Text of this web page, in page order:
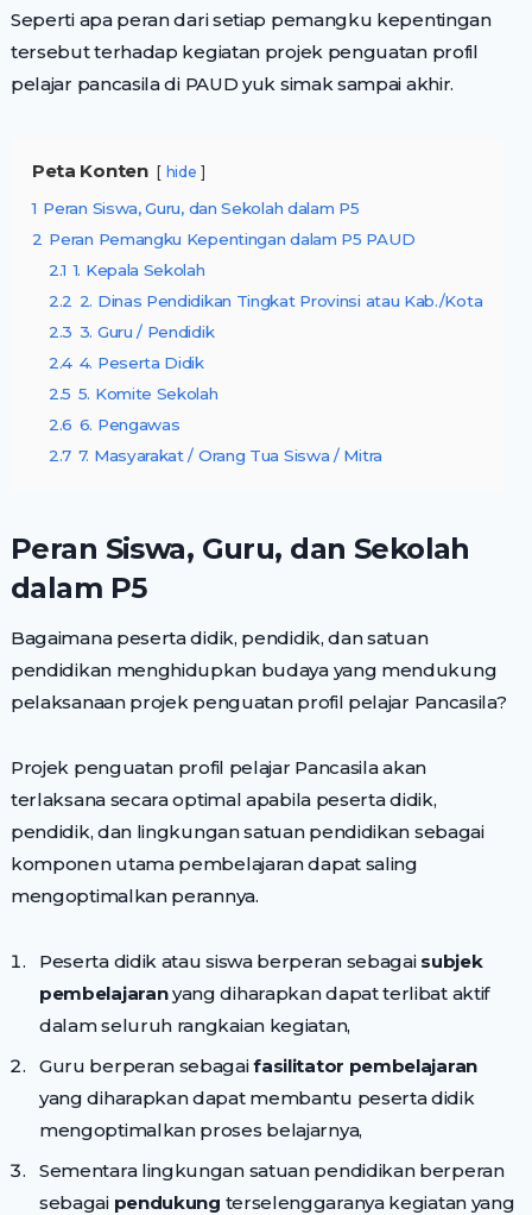
Seperti apa peran dari setiap pemangku kepentingan
tersebut terhadap kegiatan projek penguatan profil
pelajar pancasila di PAUD yuk simak sampai akhir.
Peta Konten hide
1 Peran Siswa, Guru, dan Sekolah dalam P5
2 Peran Pemangku Kepentingan dalam P5 PAUD
2.1 1. Kepala Sekolah
2.2 2. Dinas Pendidikan Tingkat Provinsi atau Kab./Kota
2.3 3. Guru / Pendidik
2.4 4. Peserta Didik
2.5 5. Komite Sekolah
2.6 6. Pengawas
2.7 7. Masyarakat / Orang Tua Siswa / Mitra
Peran Siswa, Guru, dan Sekolah
dalam P5
Bagaimana peserta didik, pendidik, dan satuan
pendidikan menghidupkan budaya yang mendukung
pelaksanaan projek penguatan profil pelajar Pancasila?
Projek penguatan profil pelajar Pancasila akan
terlaksana secara optimal apabila peserta didik,
pendidik, dan lingkungan satuan pendidikan sebagai
komponen utama pembelajaran dapat saling
mengoptimalkan perannya.
Peserta didik atau siswa berperan sebagai subjek
pembelajaranyang diharapkan dapat terlibat aktif
dalam seluruh rangkaian kegiatan,
Guru berperan sebagaifasilitator pembelajaran
yang diharapkan dapat membantu peserta didik
mengoptimalkan proses belajarnya,
Sementara lingkungan satuan pendidikan berperan
sebagai pendukung terselenggaranya kegiatan yang